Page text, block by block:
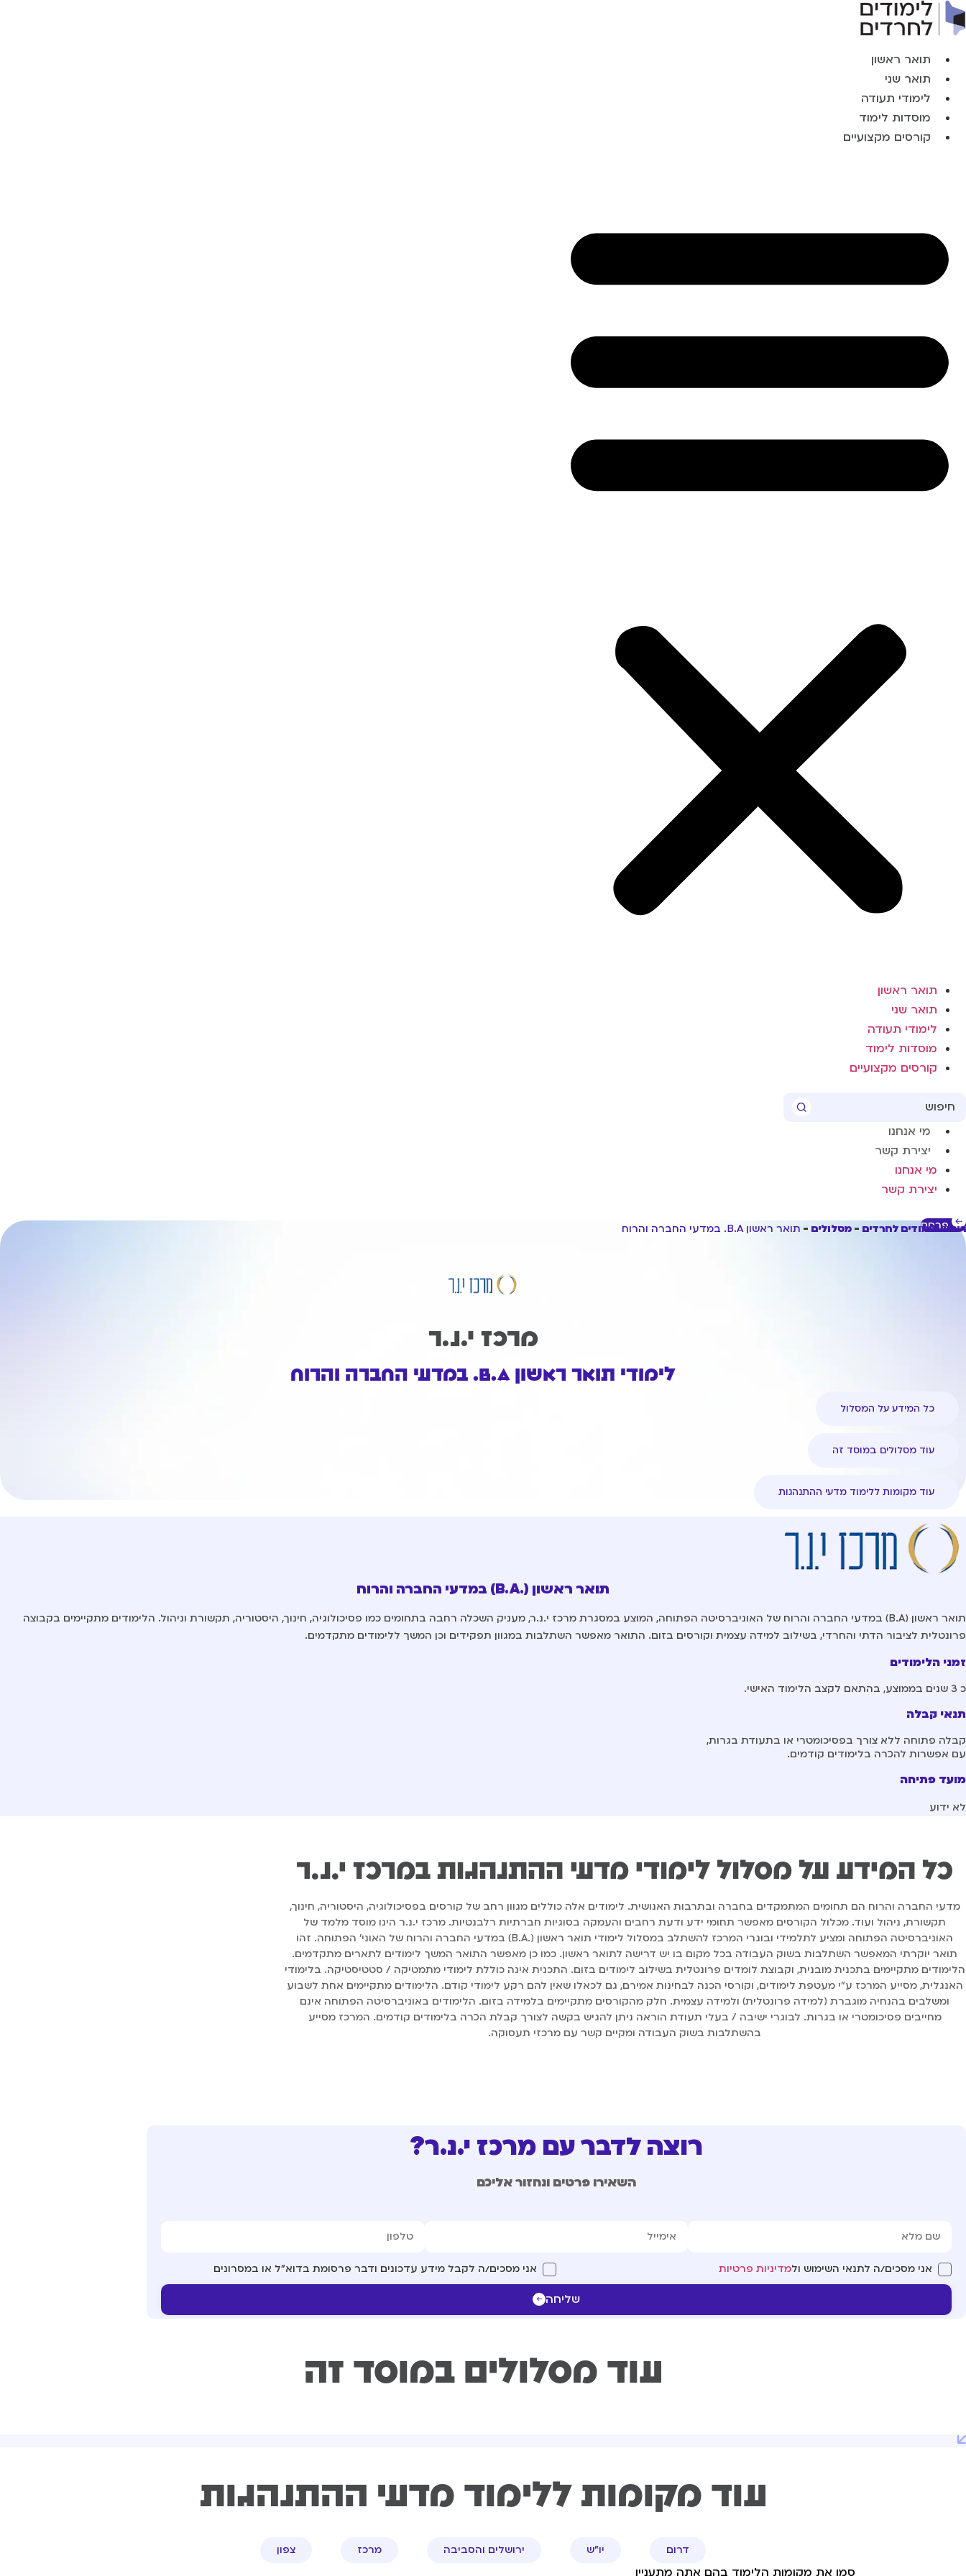
תואר ראשון
תואר שני
לימודי תעודה
מוסדות לימוד
קורסים מקצועיים
תואר ראשון
תואר שני
לימודי תעודה
מוסדות לימוד
קורסים מקצועיים
מי אנחנו
יצירת קשר
מי אנחנו
יצירת קשר
פרסם
ראשי לימודים לחרדים מסלולים תואר ראשון B.A. במדעי החברה והרוח
מרכז י.נ.ר
לימודי תואר ראשון B.A. במדעי החברה והרוח
כל המידע על המסלול
עוד מסלולים במוסד זה
עוד מקומות ללימוד מדעי ההתנהגות
תואר ראשון (.B.A) במדעי החברה והרוח
תואר ראשון (B.A) במדעי החברה והרוח של האוניברסיטה הפתוחה, המוצע במסגרת מרכז י.נ.ר, מעניק השכלה רחבה בתחומים כמו פסיכולוגיה, חינוך, היסטוריה, תקשורת וניהול. הלימודים מתקיימים בקבוצה
פרונטלית לציבור הדתי והחרדי, בשילוב למידה עצמית וקורסים בזום. התואר מאפשר השתלבות במגוון תפקידים וכן המשך ללימודים מתקדמים.
זמני הלימודים
כ 3 שנים בממוצע, בהתאם לקצב הלימוד האישי.
תנאי קבלה
קבלה פתוחה ללא צורך בפסיכומטרי או בתעודת בגרות,
עם אפשרות להכרה בלימודים קודמים.
מועד פתיחה
לא ידוע
כל המידע על מסלול לימודי מדעי ההתנהגות במרכז י.נ.ר
מדעי החברה והרוח הם תחומים המתמקדים בחברה ובתרבות האנושית. לימודים אלה כוללים מגוון רחב של קורסים בפסיכולוגיה, היסטוריה, חינוך,
תקשורת, ניהול ועוד. מכלול הקורסים מאפשר תחומי ידע ודעת רחבים והעמקה בסוגיות חברתיות רלבנטיות. מרכז י.נ.ר הינו מוסד מלמד של
האוניברסיטה הפתוחה ומציע לתלמידי ובוגרי המרכז להשתלב במסלול לימודי תואר ראשון (.B.A) במדעי החברה והרוח של האוני' הפתוחה. זהו
תואר יוקרתי המאפשר השתלבות בשוק העבודה בכל מקום בו יש דרישה לתואר ראשון. כמו כן מאפשר התואר המשך לימודים לתארים מתקדמים.
הלימודים מתקיימים בתכנית מובנית, וקבוצת לומדים פרונטלית בשילוב לימודים בזום. התכנית אינה כוללת לימודי מתמטיקה / סטטיסטיקה. בלימודי
האנגלית, מסייע המרכז ע"י מעטפת לימודים, וקורסי הכנה לבחינות אמירם, גם לכאלו שאין להם רקע לימודי קודם. הלימודים מתקיימים אחת לשבוע
ומשלבים בהנחיה מוגברת (למידה פרונטלית) ולמידה עצמית. חלק מהקורסים מתקיימים בלמידה בזום. הלימודים באוניברסיטה הפתוחה אינם
מחייבים פסיכומטרי או בגרות. לבוגרי ישיבה / בעלי תעודת הוראה ניתן להגיש בקשה לצורך קבלת הכרה בלימודים קודמים. המרכז מסייע
בהשתלבות בשוק העבודה ומקיים קשר עם מרכזי תעסוקה.
רוצה לדבר עם מרכז י.נ.ר?
השאירו פרטים ונחזור אליכם
אני מסכים/ה לתנאי השימוש ולמדיניות פרטיות אני מסכים/ה לקבל מידע עדכונים ודבר פרסומת בדוא"ל או במסרונים
שליחה
עוד מסלולים במוסד זה
עוד מקומות ללימוד מדעי ההתנהגות
דרום יו"ש ירושלים והסביבה מרכז צפון
סמן את מקומות הלימוד בהם אתה מתעניין